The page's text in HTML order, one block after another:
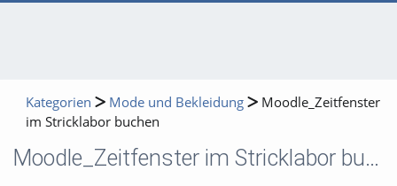
Kategorien Mode und Bekleidung
Moodle_Zeitfenster
im Stricklabor buchen
Moodle_Zeitfenster im Stricklabor buchen